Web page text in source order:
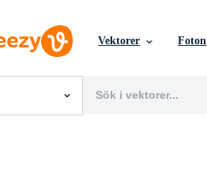
Vektorer Foton